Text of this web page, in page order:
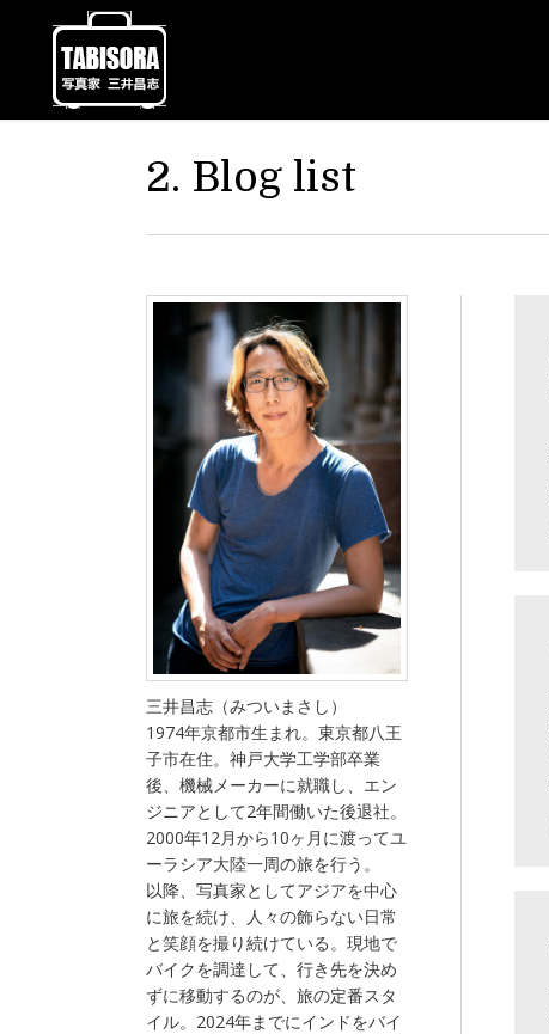
2. Blog list
三井昌志（みついまさし）
1974年京都市生まれ。東京都八王
子市在住。神戸大学工学部卒業
後、機械メーカーに就職し、エン
ジニアとして2年間働いた後退社。
2000年12月から10ヶ月に渡ってユ
ーラシア大陸一周の旅を行う。
以降、写真家としてアジアを中心
に旅を続け、人々の飾らない日常
と笑顔を撮り続けている。現地で
バイクを調達して、行き先を決め
ずに移動するのが、旅の定番スタ
イル。2024年までにインドをバイ